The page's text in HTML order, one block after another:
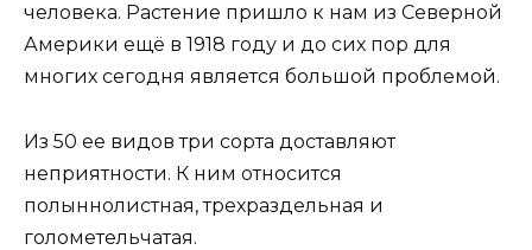
человека. Растение пришло к нам из Северной
Америки ещё в 1918 году и до сих пор для
многих сегодня является большой проблемой.
Из 50 ее видов три сорта доставляют
неприятности. К ним относится
полыннолистная, трехраздельная и
голометельчатая.